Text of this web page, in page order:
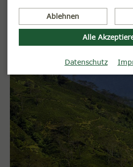
außergewöhnlich günstigen Preis.
Unsere Tees entdecken
Ablehnen
Alle
Datenschutz